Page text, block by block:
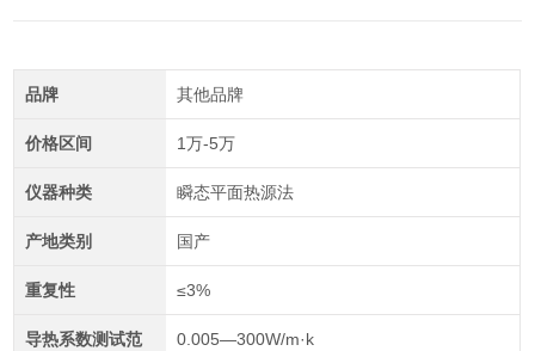
品牌 其他品牌
价格区间 1万-5万
仪器种类 瞬态平面热源法
产地类别 国产
重复性 ≤3%
导热系数测试范
0.005—300W/m·k